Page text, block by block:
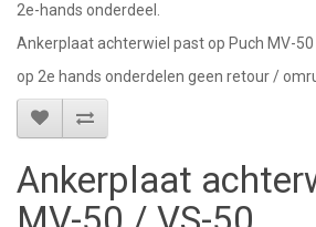
2e-hands onderdeel.
Ankerplaat achterwiel past op Puch MV-50
op 2e hands onderdelen geen retour /
Ankerplaat